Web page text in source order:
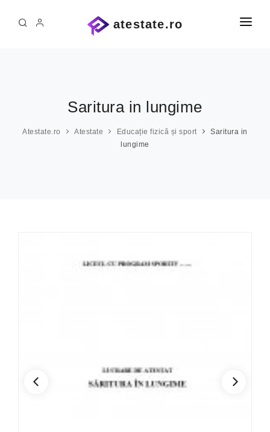
atestate.ro
Economia intreprinderii
Saritura in lungime
Atestate.ro Atestate Educație fizică și sport
Saritura in
lungime